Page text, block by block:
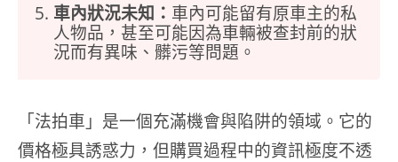
車內狀況未知： 車內可能留有原車主的私
人物品，甚至可能因為車輛被查封前的狀
況而有異味、髒污等問題。
「法拍車」是一個充滿機會與陷阱的領域。它的
價格極具誘惑力，但購買過程中的資訊極度不透